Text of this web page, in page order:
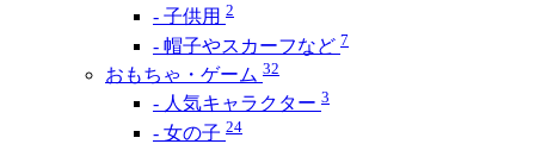
- 子供用 2
- 帽子やスカーフなど 7
おもちゃ・ゲーム 32
- 人気キャラクター 3
- 女の子 24